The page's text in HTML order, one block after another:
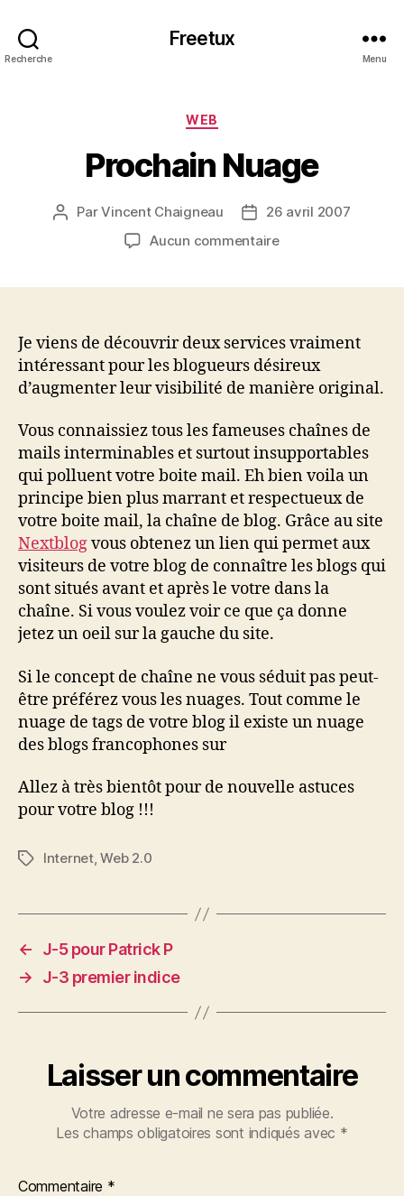
Recherche
Freetux
Menu
Catégories
WEB
Prochain Nuage
Auteur
ParVincent Chaigneau
Date
de
26 avril 2007
Aucun commentairesur
Je viens de découvrir deux services vraiment
intéressant pour les blogueurs désireux
d’augmenter leur visibilité de manière original.
Vous connaissiez tous les fameuses chaînes de
mails interminables et surtout insupportables
qui polluent votre boite mail. Eh bien voila un
principe bien plus marrant et respectueux de
votre boite mail, la chaîne de blog. Grâce au site
Nextblogvous obtenez un lien qui permet aux
visiteurs de votre blog de connaître les blogs qui
sont situés avant et après le votre dans la
chaîne. Si vous voulez voir ce que ça donne
jetez un oeil sur la gauche du site.
Si le concept de chaîne ne vous séduit pas peut-
être préférez vous les nuages. Tout comme le
nuage de tags de votre blog il existe un nuage
des blogs francophones sur
Allez à très bientôt pour de nouvelle astuces
pour votre blog !!!
Étiquettes
Internet,Web 2.0
←
J-5 pour Patrick P
→
J-3 premier indice
Laisser un commentaire
Votre adresse e-mail ne sera pas publiée.
Les champs obligatoires sont indiqués avec *
Commentaire *